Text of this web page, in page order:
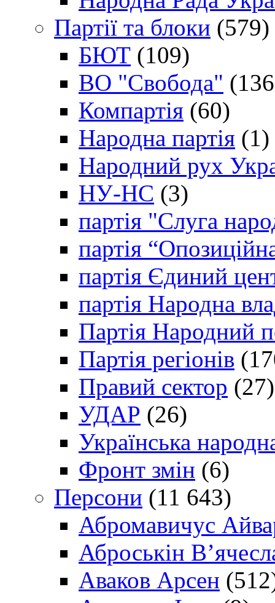
Партії та блоки (579)
БЮТ (109)
ВО "Свобода"
Компартія (60)
Народна партія (1)
Народний рух
НУ-НС (3)
партія "Слуга
партія
партія Єдиний
партія Народна
Партія Народний
Партія регіонів
Правий сектор (27)
УДАР (26)
Українська
Фронт змін (6)
Персони (11 643)
Абромавичус
Аброськін
Аваков Арсен